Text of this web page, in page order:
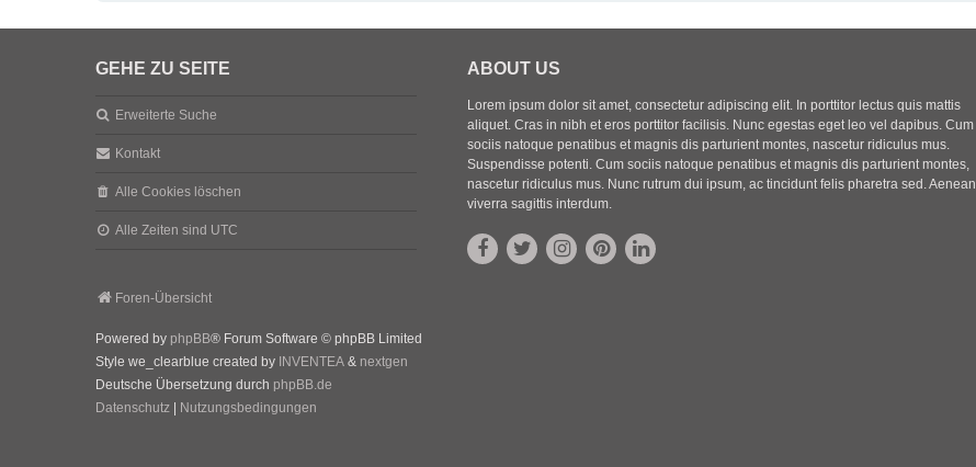
GEHE ZU SEITE
Erweiterte Suche
Kontakt
Alle Cookies löschen
Alle Zeiten sind UTC
ABOUT US
Lorem ipsum dolor sit amet, consectetur adipiscing elit. In porttitor lectus quis mattis
aliquet. Cras in nibh et eros porttitor facilisis. Nunc egestas eget leo vel dapibus. Cum
sociis natoque penatibus et magnis dis parturient montes, nascetur ridiculus mus.
Suspendisse potenti. Cum sociis natoque penatibus et magnis dis parturient montes,
nascetur ridiculus mus. Nunc rutrum dui ipsum, ac tincidunt felis pharetra sed. Aenean
viverra sagittis interdum.
Foren-Übersicht
Powered by phpBB® Forum Software © phpBB Limited
Style we_clearblue created by INVENTEA & nextgen
Deutsche Übersetzung durch phpBB.de
Datenschutz
Nutzungsbedingungen